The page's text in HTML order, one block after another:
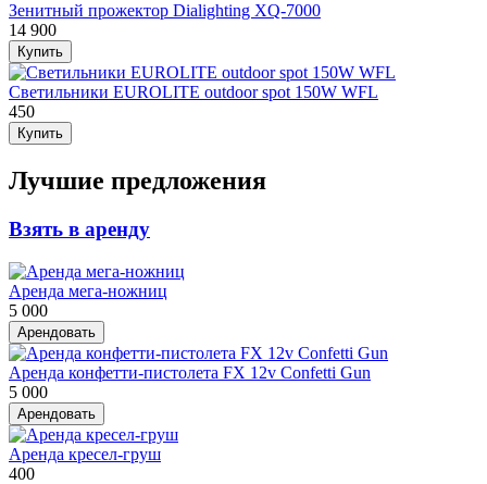
Зенитный прожектор Dialighting XQ-7000
14 900
Купить
Светильники EUROLITE outdoor spot 150W WFL
450
Купить
Лучшие предложения
Взять в аренду
Аренда мега-ножниц
5 000
Арендовать
Аренда конфетти-пистолета FX 12v Confetti Gun
5 000
Арендовать
Аренда кресел-груш
400